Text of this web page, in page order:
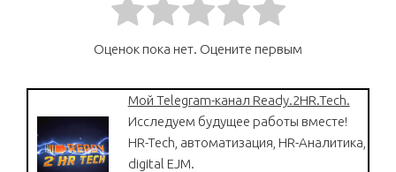
Оценок пока нет. Оцените первым
Мой Telegram-канал Ready.2HR.Tech.
Исследуем будущее работы вместе!
HR-Tech, автоматизация, HR-Аналитика,
digital EJM.